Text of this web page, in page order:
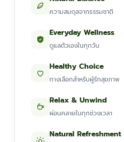
ความสมดุลจากธรรมชาติ
Everyday Wellness
ดูแลตัวเองในทุกวัน
Healthy Choice
ทางเลือกสำหรับผู้รักสุขภาพ
Relax & Unwind
ผ่อนคลายในทุกช่วงเวลา
Natural Refreshment